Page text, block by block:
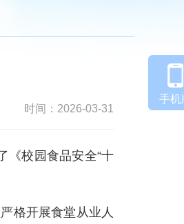
手机
时间：2026-03-31
校园食品安全“十
格开展食堂从业人